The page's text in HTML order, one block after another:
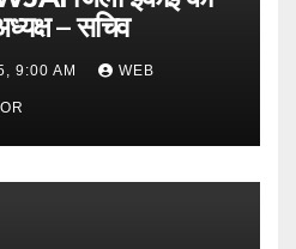
– सचिव
9:00 AM WEB